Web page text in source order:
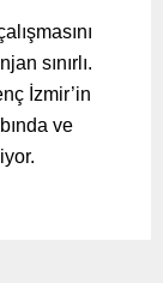
sınırlı.
İzmir’in
ve